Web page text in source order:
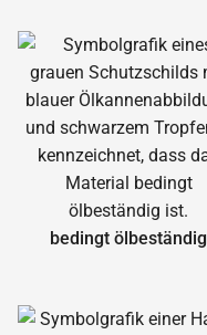
bedingt ölbeständig